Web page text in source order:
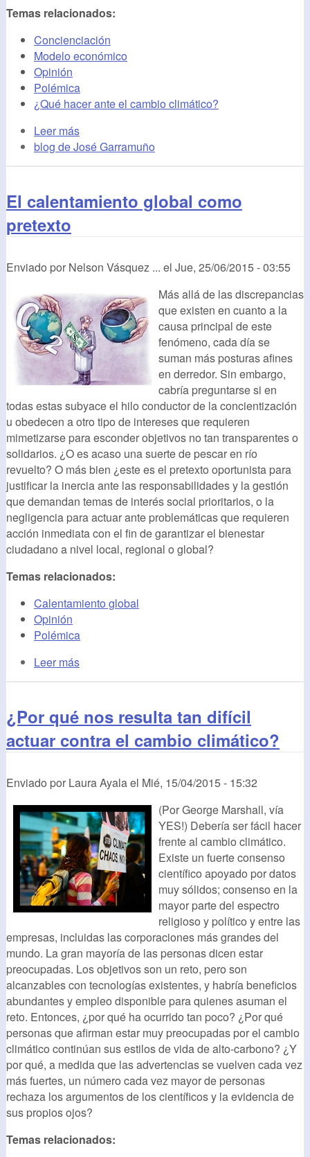
Temas relacionados:
Concienciación
Modelo económico
Opinión
Polémica
¿Qué hacer ante el cambio climático?
Leer más
blog de José Garramuño
El calentamiento global como
pretexto
Enviado por Nelson Vásquez ... el Jue, 25/06/2015 - 03:55
Más allá de las discrepancias
que existen en cuanto a la
causa principal de este
fenómeno, cada día se
suman más posturas afines
en derredor. Sin embargo,
cabría preguntarse si en
todas estas subyace el hilo conductor de la concientización
u obedecen a otro tipo de intereses que requieren
mimetizarse para esconder objetivos no tan transparentes o
solidarios. ¿O es acaso una suerte de pescar en río
revuelto? O más bien ¿este es el pretexto oportunista para
justificar la inercia ante las responsabilidades y la gestión
que demandan temas de interés social prioritarios, o la
negligencia para actuar ante problemáticas que requieren
acción inmediata con el fin de garantizar el bienestar
ciudadano a nivel local, regional o global?
Temas relacionados:
Calentamiento global
Opinión
Polémica
Leer más
¿Por qué nos resulta tan difícil
actuar contra el cambio climático?
Enviado por Laura Ayalael Mié, 15/04/2015 - 15:32
(Por George Marshall, vía
YES!) Debería ser fácil hacer
frente al cambio climático.
Existe un fuerte consenso
científico apoyado por datos
muy sólidos; consenso en la
mayor parte del espectro
religioso y político y entre las
empresas, incluidas las corporaciones más grandes del
mundo. La gran mayoría de las personas dicen estar
preocupadas. Los objetivos son un reto, pero son
alcanzables con tecnologías existentes, y habría beneficios
abundantes y empleo disponible para quienes asuman el
reto. Entonces, ¿por qué ha ocurrido tan poco? ¿Por qué
personas que afirman estar muy preocupadas por el cambio
climático continúan sus estilos de vida de alto-carbono? ¿Y
por qué, a medida que las advertencias se vuelven cada vez
más fuertes, un número cada vez mayor de personas
rechaza los argumentos de los científicos y la evidencia de
sus propios ojos?
Temas relacionados: